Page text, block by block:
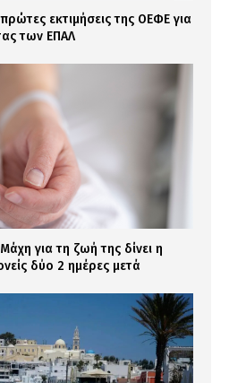
εκτιμήσεις της ΟΕΦΕ για
των ΕΠΑΛ
για τη ζωή της δίνει η
δύο 2 ημέρες μετά